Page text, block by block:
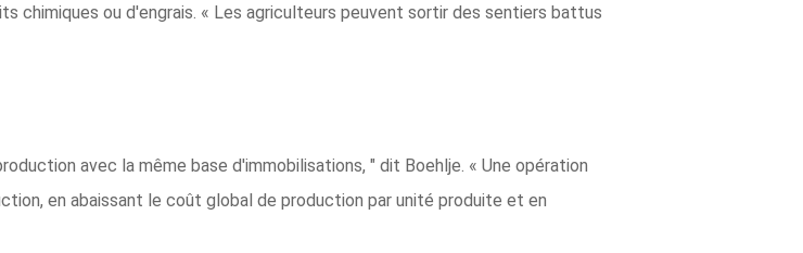
chimiques ou d'engrais. « Les agriculteurs peuvent sortir des sentiers battus
avec la même base d'immobilisations, " dit Boehlje. « Une opération
en abaissant le coût global de production par unité produite et en